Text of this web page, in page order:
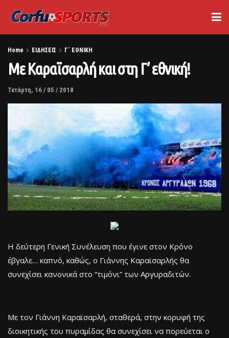
Home ΕΙΔΗΣΕΙΣ Γ΄ ΕΘΝΙΚΗ
Με Καραϊσαρλή και στη Γ’ εθνική!
Τετάρτη, 16 / 05 / 2018
Η δεύτερη Γενική Συνέλευση που έγινε στον Κρόνο
έβγαλε… καπνό, καθώς, ο Γιάννης Καραϊσαρλής θα
συνεχίσει κανονικά στο “τιμόνι” των Αργυραδιτών.
Με τον Γιάννη Καραϊσαρλή, σταθερά, στην κορυφή της
διοικητικής του πυραμίδας θα συνεχίσει να πορεύεται ο